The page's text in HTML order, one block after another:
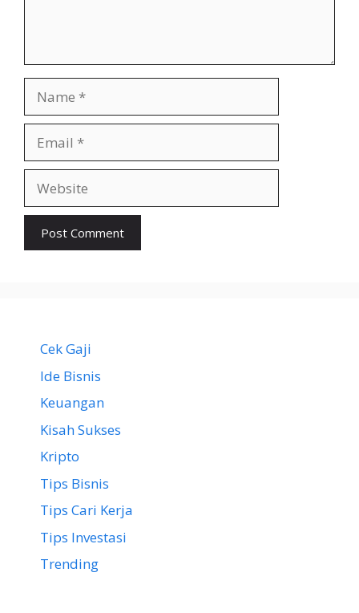
Cek Gaji
Ide Bisnis
Keuangan
Kisah Sukses
Kripto
Tips Bisnis
Tips Cari Kerja
Tips Investasi
Trending